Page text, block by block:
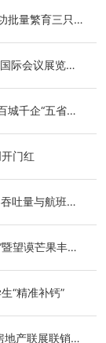
批量繁育三只
际会议展览中
城千企“五省
门红
吐量与航班起
望谟芒果丰收
“精准补钙”
地产联展联销活